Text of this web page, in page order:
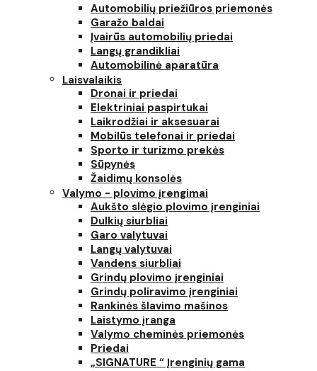
Automobilių priežiūros priemonės
Garažo baldai
Įvairūs automobilių priedai
Langų grandikliai
Automobilinė aparatūra
Laisvalaikis
Dronai ir priedai
Elektriniai paspirtukai
Laikrodžiai ir aksesuarai
Mobilūs telefonai ir priedai
Sporto ir turizmo prekės
Sūpynės
Žaidimų konsolės
Valymo - plovimo įrengimai
Aukšto slėgio plovimo įrenginiai
Dulkių siurbliai
Garo valytuvai
Langų valytuvai
Vandens siurbliai
Grindų plovimo įrenginiai
Grindų poliravimo įrenginiai
Rankinės šlavimo mašinos
Laistymo įranga
Valymo cheminės priemonės
Priedai
„SIGNATURE “ Įrenginių gama